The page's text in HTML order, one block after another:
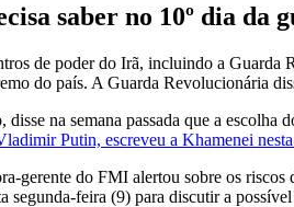
saber no 10º dia da
de poder do Irã, incluindo a Guarda
do país. A Guarda Revolucionária
na semana passada que a
Putin, escreveu a Khamenei
gerente do FMI alertou sobre os
segunda-feira (9) para discutir a